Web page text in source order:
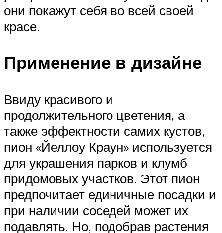
они покажут себя во всей своей
красе.
Применение в дизайне
Ввиду красивого и
продолжительного цветения, а
также эффектности самих кустов,
пион «Йеллоу Краун» используется
для украшения парков и клумб
придомовых участков. Этот пион
предпочитает единичные посадки и
при наличии соседей может их
подавлять. Но, подобрав растения